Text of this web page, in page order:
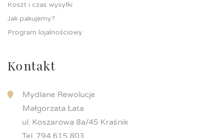
Koszt i czas wysyłki
Jak pakujemy?
Program lojalnościowy
Kontakt
Mydlane Rewolucje
Małgorzata Łata
ul. Koszarowa 8a/45 Kraśnik
Tel. 794 615 803